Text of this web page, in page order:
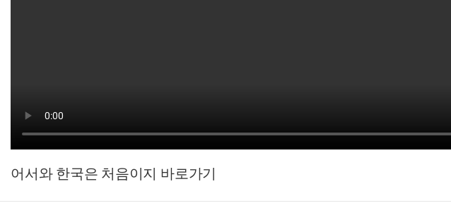
어서와 한국은 처음이지